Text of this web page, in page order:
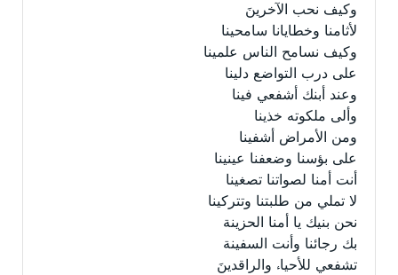
وكيف نحب الآخرينَ
لأثامنا وخطايانا سامحينا
وكيف نسامح الناس علمينا
على درب التواضع دلينا
وعند أبنك أشفعي فينا
وألى ملكوته خذينا
ومن الأمراض أشفينا
على بؤسنا وضعفنا عينينا
أنت أمنا لصواتنا تصغينا
لا تملي من طلبتنا وتتركينا
نحن بنيك يا أمنا الحزينة
بك رجائنا وأنت السفينة
تشفعي للأحياء والراقدينَ